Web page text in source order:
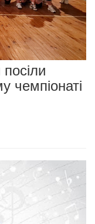
чемпіонаті